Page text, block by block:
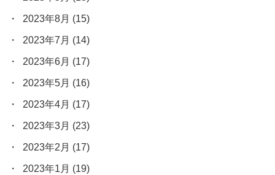
2023年8月 (15)
2023年7月 (14)
2023年6月 (17)
2023年5月 (16)
2023年4月 (17)
2023年3月 (23)
2023年2月 (17)
2023年1月 (19)